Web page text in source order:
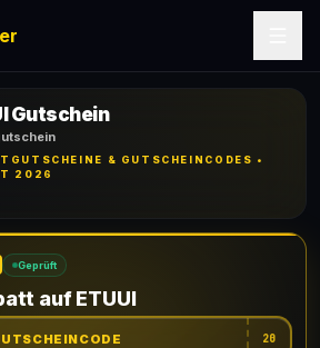
Gutschein
& GUTSCHEINCODES •
2026
Geprüft
auf ETUUI
20